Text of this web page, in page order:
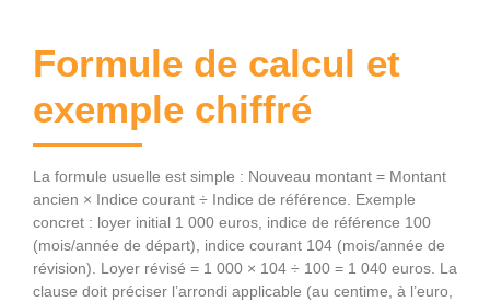
Formule de calcul et
exemple chiffré
La formule usuelle est simple : Nouveau montant = Montant
ancien × Indice courant ÷ Indice de référence. Exemple
concret : loyer initial 1 000 euros, indice de référence 100
(mois/année de départ), indice courant 104 (mois/année de
révision). Loyer révisé = 1 000 × 104 ÷ 100 = 1 040 euros. La
clause doit préciser l’arrondi applicable (au centime, à l’euro,